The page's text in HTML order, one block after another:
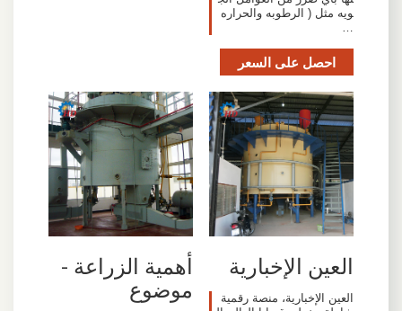
ويه مثل ( الرطوبه والحراره
احصل على السعر
العين الإخبارية
العين الإخبارية، منصة رقمية
أهمية الزراعة -
موضوع